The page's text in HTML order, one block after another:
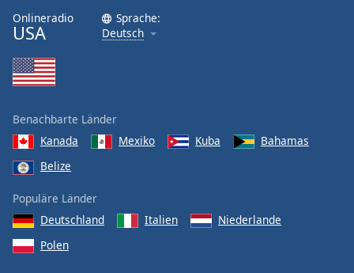
Onlineradio
USA
Sprache:
Deutsch
Benachbarte Länder
Kanada
Mexiko Kuba
Bahamas
Belize
Populäre Länder
Deutschland
Italien
Niederlande
Polen